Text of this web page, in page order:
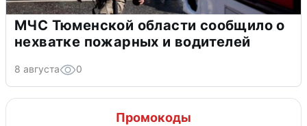
МЧС Тюменской области сообщило о
нехватке пожарных и водителей
8 августа 0
Промокоды